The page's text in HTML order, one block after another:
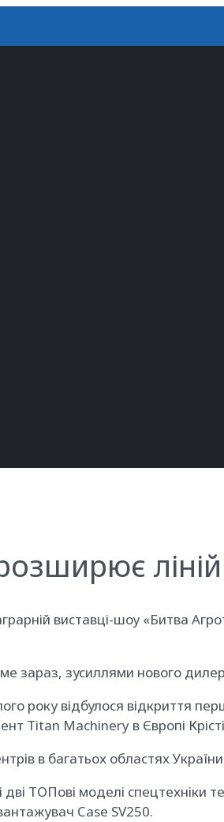
виставці-шоу «Битва
зараз, зусиллями нового
року відбулося відкриття
Titan Machinery в Європі
в багатьох областях
дві ТОПові моделі
Case SV250.